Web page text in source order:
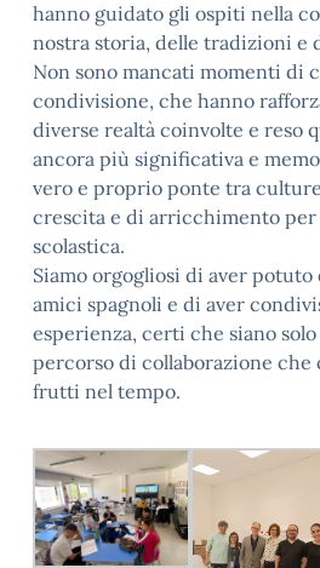
hanno guidato gli ospiti nella
nostra storia, delle tradizioni e
Non sono mancati momenti di
condivisione, che hanno
diverse realtà coinvolte e reso
ancora più significativa e
vero e proprio ponte tra
crescita e di arricchimento
scolastica.
Siamo orgogliosi di aver
amici spagnoli e di aver
esperienza, certi che siano
percorso di collaborazione
frutti nel tempo.